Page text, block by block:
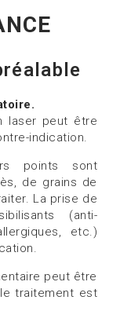
laser peut être
indication.
points sont
de grains de
La prise de
(anti-
etc.)
peut être
traitement est